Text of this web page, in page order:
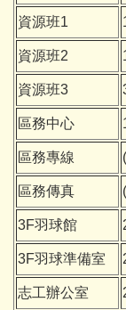
資源班1
資源班2
資源班3
區務中心
區務專線
區務傳真
3F羽球館
3F羽球準備室
志工辦公室